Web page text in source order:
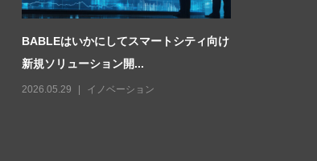
BABLEはいかにしてスマートシティ向け
新規ソリューション開...
2026.05.29 イノベーション